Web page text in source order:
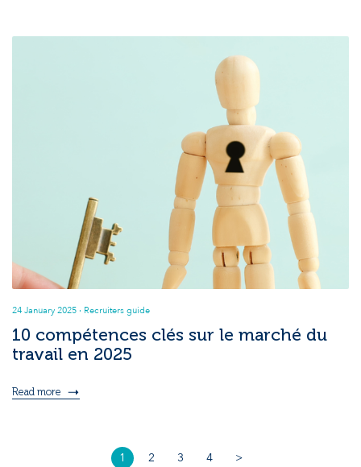
24 January 2025 · Recruiters guide
10 compétences clés sur le marché du
travail en 2025
Read more
1 2 3 4 >